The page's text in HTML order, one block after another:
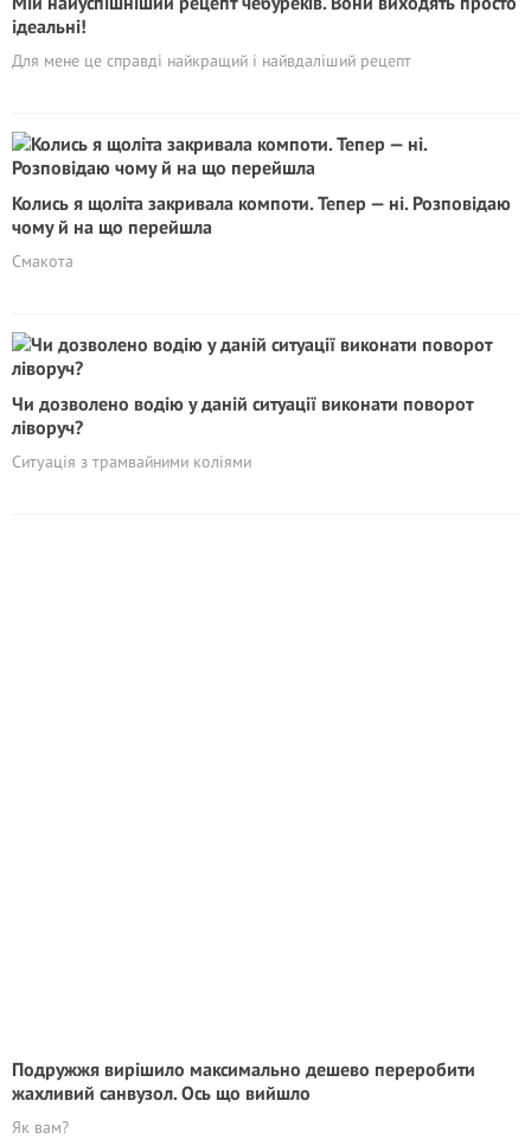
ідеальні!
Для мене це справді найкращий і найвдаліший рецепт
Колись я щоліта закривала компоти. Тепер — ні. Розповідаю
чому й на що перейшла
Смакота
Чи дозволено водію у даній ситуації виконати поворот
ліворуч?
Ситуація з трамвайними коліями
Подружжя вирішило максимально дешево переробити
жахливий санвузол. Ось що вийшло
Як вам?